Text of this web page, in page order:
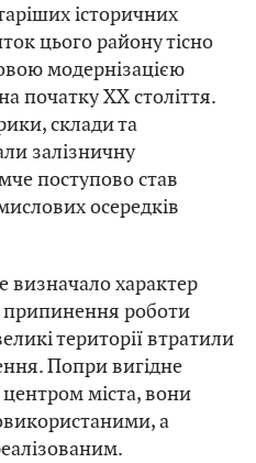
історичних
цього району тісно
модернізацією
початку XX століття.
склади та
залізничну
поступово став
осередків
визначало характер
припинення роботи
території втратили
Попри вигідне
міста, вони
а